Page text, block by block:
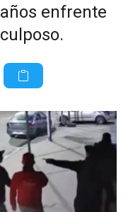
enfrente